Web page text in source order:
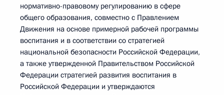
нормативно-правовому регулированию в сфере
общего образования, совместно с Правлением
Движения на основе примерной рабочей программы
воспитания и в соответствии со стратегией
национальной безопасности Российской Федерации,
а также утвержденной Правительством Российской
Федерации стратегией развития воспитания в
Российской Федерации и утверждаются